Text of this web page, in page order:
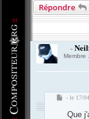
Répondre
-
Membre
M- le 17/
Que